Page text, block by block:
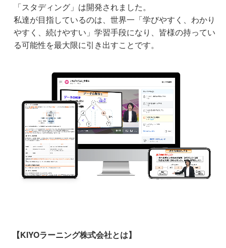
「スタディング」は開発されました。
私達が目指しているのは、世界一「学びやすく、わかり
やすく、続けやすい」学習手段になり、皆様の持ってい
る可能性を最大限に引き出すことです。
【KIYOラーニング株式会社とは】